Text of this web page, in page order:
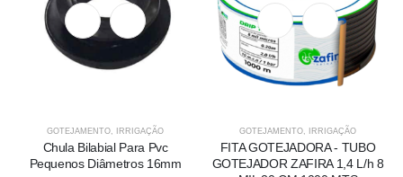
GOTEJAMENTO, IRRIGAÇÃO
Chula Bilabial Para Pvc
Pequenos Diâmetros 16mm
GOTEJAMENTO, IRRIGAÇÃO
FITA GOTEJADORA‎ - TUBO
GOTEJADOR ZAFIRA 1,4 L/h 8